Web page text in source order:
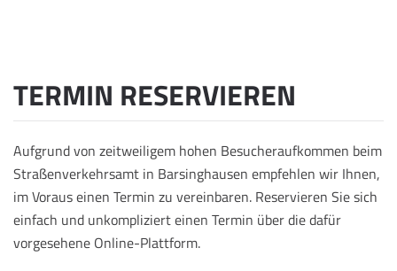
TERMIN RESERVIEREN
Aufgrund von zeitweiligem hohen Besucheraufkommen beim
Straßenverkehrsamt in Barsinghausen empfehlen wir Ihnen,
im Voraus einen Termin zu vereinbaren. Reservieren Sie sich
einfach und unkompliziert einen Termin über die dafür
vorgesehene Online-Plattform.